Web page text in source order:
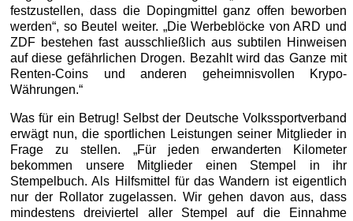
festzustellen, dass die Dopingmittel ganz offen beworben
werden“, so Beutel weiter. „Die Werbeblöcke von ARD und
ZDF bestehen fast ausschließlich aus subtilen Hinweisen
auf diese gefährlichen Drogen. Bezahlt wird das Ganze mit
Renten-Coins und anderen geheimnisvollen Krypo-
Währungen.“
Was für ein Betrug! Selbst der Deutsche Volkssportverband
erwägt nun, die sportlichen Leistungen seiner Mitglieder in
Frage zu stellen. „Für jeden erwanderten Kilometer
bekommen unsere Mitglieder einen Stempel in ihr
Stempelbuch. Als Hilfsmittel für das Wandern ist eigentlich
nur der Rollator zugelassen. Wir gehen davon aus, dass
mindestens dreiviertel aller Stempel auf die Einnahme